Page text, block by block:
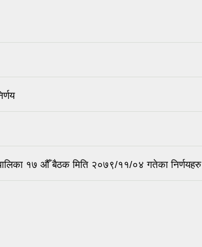
१७ औँ बैठक मिति २०७९/११/०४ गतेका निर्णयहरु